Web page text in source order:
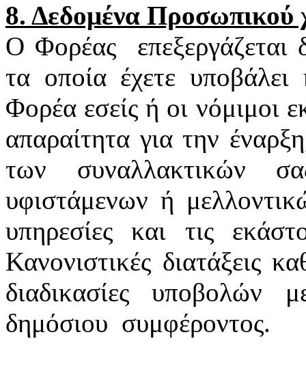
8. Δεδομένα Προσωπικού
Ο Φορέας
τα οποία έχετε
Φορέα εσείς ή οι νόμιμοι
απαραίτητα για την
των συναλλακτικών
υφιστάμενων ή
υπηρεσίες και τις
Κανονιστικές διατάξεις
διαδικασίες
δημόσιου συμφέροντος.